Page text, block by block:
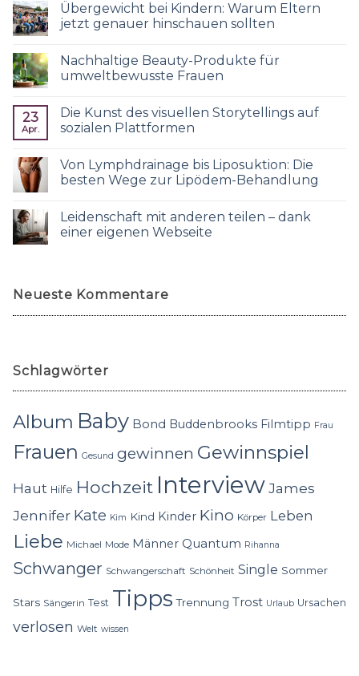
Übergewicht bei Kindern: Warum Eltern
jetzt genauer hinschauen sollten
Nachhaltige Beauty-Produkte für
umweltbewusste Frauen
23
Apr.
Die Kunst des visuellen Storytellings auf
sozialen Plattformen
Von Lymphdrainage bis Liposuktion: Die
besten Wege zur Lipödem-Behandlung
Leidenschaft mit anderen teilen – dank
einer eigenen Webseite
Neueste Kommentare
Schlagwörter
Album Baby Bond Buddenbrooks Filmtipp Frau
Frauen Gesund gewinnen Gewinnspiel
Haut Hilfe Hochzeit InterviewJames
Jennifer Kate Kim Kind Kinder Kino Körper Leben
Liebe Michael Mode Männer Quantum Rihanna
Schwanger Schwangerschaft Schönheit Single Sommer
Stars Sängerin Test Tipps Trennung Trost Urlaub Ursachen
verlosen Welt wissen